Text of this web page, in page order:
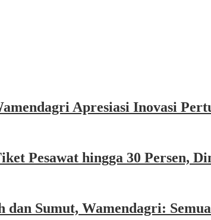
Apresiasi Inovasi
Pesawat hingga 30 Persen,
dan Sumut, Wamendagri: